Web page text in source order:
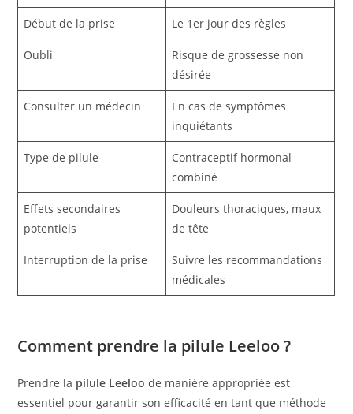
Début de la prise Le 1er jour des règles
Oubli
Risque de grossesse non
désirée
Consulter un médecin
En cas de symptômes
inquiétants
Type de pilule
Contraceptif hormonal
combiné
Effets secondaires
potentiels
Douleurs thoraciques, maux
de tête
Interruption de la prise
Suivre les recommandations
médicales
Comment prendre la pilule Leeloo ?
Prendre la pilule Leeloo de manière appropriée est
essentiel pour garantir son efficacité en tant que méthode